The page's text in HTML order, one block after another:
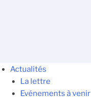
Actualités
La lettre
Evénements à venir